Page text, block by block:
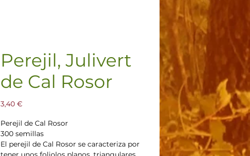
Perejil, Julivert
de Cal Rosor
3,40 €Precio
Perejil de Cal Rosor
300 semillas
El perejil de Cal Rosor se caracteriza por